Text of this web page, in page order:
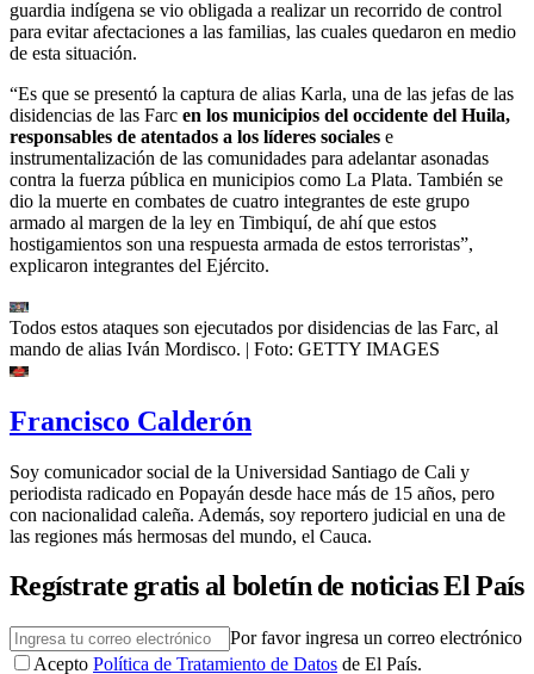
guardia indígena se vio obligada a realizar un recorrido de control
para evitar afectaciones a las familias, las cuales quedaron en medio
de esta situación.
“Es que se presentó la captura de alias Karla, una de las jefas de las
disidencias de las Farc en los municipios del occidente del Huila,
responsables de atentados a los líderes sociales e
instrumentalización de las comunidades para adelantar asonadas
contra la fuerza pública en municipios como La Plata. También se
dio la muerte en combates de cuatro integrantes de este grupo
armado al margen de la ley en Timbiquí, de ahí que estos
hostigamientos son una respuesta armada de estos terroristas”,
explicaron integrantes del Ejército.
Todos estos ataques son ejecutados por disidencias de las Farc, al
mando de alias Iván Mordisco. | Foto: GETTY IMAGES
Francisco Calderón
Soy comunicador social de la Universidad Santiago de Cali y
periodista radicado en Popayán desde hace más de 15 años, pero
con nacionalidad caleña. Además, soy reportero judicial en una de
las regiones más hermosas del mundo, el Cauca.
Regístrate gratis al boletín de noticias El País
Por favor ingresa un correo electrónico
Acepto Política de Tratamiento de Datos de El País.